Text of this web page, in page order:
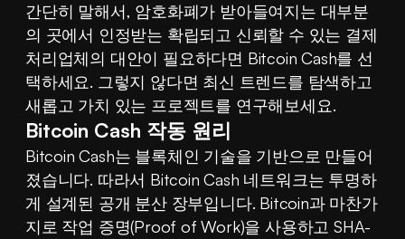
간단히 말해서, 암호화폐가 받아들여지는 대부분
의 곳에서 인정받는 확립되고 신뢰할 수 있는 결제
처리업체의 대안이 필요하다면 Bitcoin Cash를 선
택하세요. 그렇지 않다면 최신 트렌드를 탐색하고
새롭고 가치 있는 프로젝트를 연구해보세요.
Bitcoin Cash 작동 원리
Bitcoin Cash는 블록체인 기술을 기반으로 만들어
졌습니다. 따라서 Bitcoin Cash 네트워크는 투명하
게 설계된 공개 분산 장부입니다. Bitcoin과 마찬가
지로 작업 증명(Proof of Work)을 사용하고 SHA-